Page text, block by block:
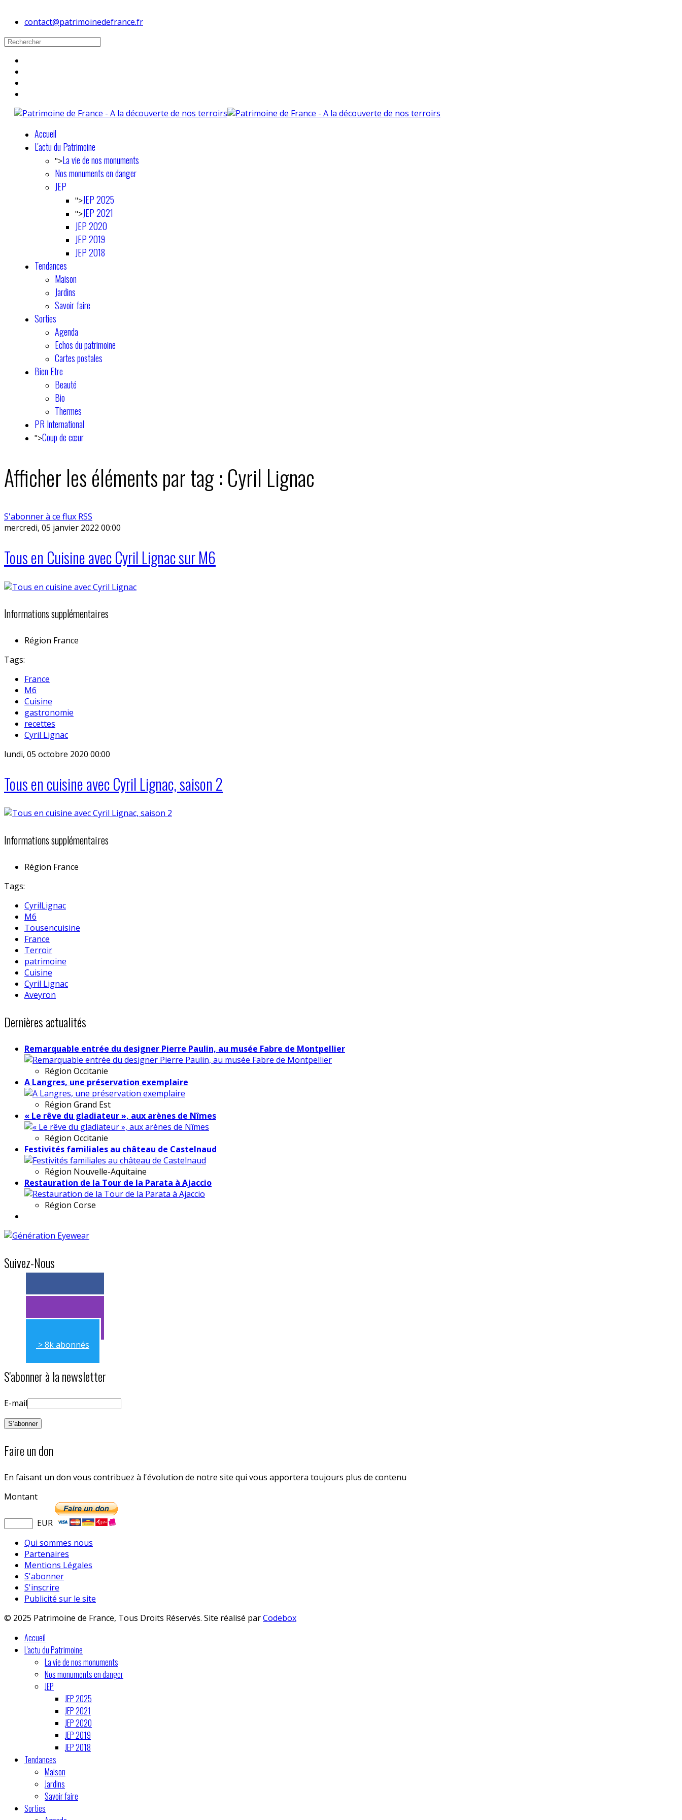
contact@patrimoinedefrance.fr
Accueil
L'actu du Patrimoine
">La vie de nos monuments
Nos monuments en danger
JEP
">JEP 2025
">JEP 2021
JEP 2020
JEP 2019
JEP 2018
Tendances
Maison
Jardins
Savoir faire
Sorties
Agenda
Echos du patrimoine
Cartes postales
Bien Etre
Beauté
Bio
Thermes
PR International
">Coup de cœur
Afficher les éléments par tag : Cyril Lignac
S'abonner à ce flux RSS
mercredi, 05 janvier 2022 00:00
Tous en Cuisine avec Cyril Lignac sur M6
Informations supplémentaires
Région France
Tags:
France
M6
Cuisine
gastronomie
recettes
Cyril Lignac
lundi, 05 octobre 2020 00:00
Tous en cuisine avec Cyril Lignac, saison 2
Informations supplémentaires
Région France
Tags:
CyrilLignac
M6
Tousencuisine
France
Terroir
patrimoine
Cuisine
Cyril Lignac
Aveyron
Dernières actualités
Remarquable entrée du designer Pierre Paulin, au musée Fabre de Montpellier
Région Occitanie
A Langres, une préservation exemplaire
Région Grand Est
« Le rêve du gladiateur », aux arènes de Nîmes
Région Occitanie
Festivités familiales au château de Castelnaud
Région Nouvelle-Aquitaine
Restauration de la Tour de la Parata à Ajaccio
Région Corse
Suivez-Nous
> 11k abonnés
> 11k abonnés
> 8k abonnés
S'abonner à la newsletter
E-mail
Faire un don
En faisant un don vous contribuez à l'évolution de notre site qui vous apportera toujours plus de contenu
Montant
EUR
Qui sommes nous
Partenaires
Mentions Légales
S'abonner
S'inscrire
Publicité sur le site
© 2025 Patrimoine de France, Tous Droits Réservés. Site réalisé parCodebox
Accueil
L'actu du Patrimoine
La vie de nos monuments
Nos monuments en danger
JEP
JEP 2025
JEP 2021
JEP 2020
JEP 2019
JEP 2018
Tendances
Maison
Jardins
Savoir faire
Sorties